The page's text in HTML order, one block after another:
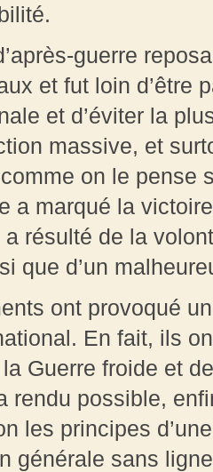
guerre
et fut loin d’être
et d’éviter la
massive, et
on le pense
a marqué la
résulté de la
que d’un
ont provoqué
En fait, ils
Guerre froide et
rendu possible,
les principes
générale sans